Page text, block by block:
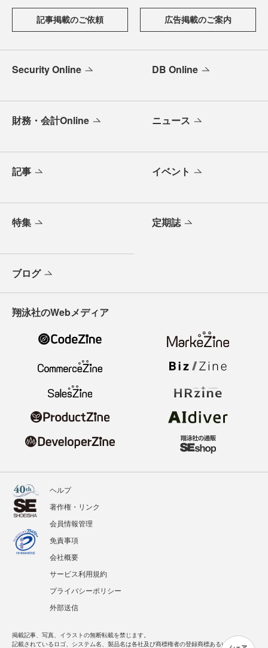
記事掲載のご依頼 広告掲載のご案内
Security Online DB Online
財務・会計Online ニュース
記事 イベント
特集 定期誌
ブログ
翔泳社のWebメディア
ヘルプ
著作権・リンク
会員情報管理
免責事項
会社概要
サービス利用規約
プライバシーポリシー
外部送信
掲載記事、写真、イラストの無断転載を禁じます。
記載されているロゴ、システム名、製品名は各社及び商標権者の登録商標あるいは商標で